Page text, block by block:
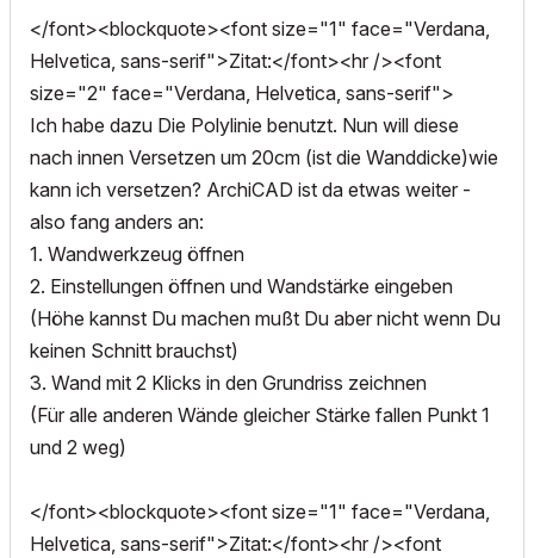
</font><blockquote><font size="1" face="Verdana,
Helvetica, sans-serif">Zitat:</font><hr /><font
size="2" face="Verdana, Helvetica, sans-serif">
Ich habe dazu Die Polylinie benutzt. Nun will diese
nach innen Versetzen um 20cm (ist die Wanddicke)wie
kann ich versetzen? ArchiCAD ist da etwas weiter -
also fang anders an:
1. Wandwerkzeug öffnen
2. Einstellungen öffnen und Wandstärke eingeben
(Höhe kannst Du machen mußt Du aber nicht wenn Du
keinen Schnitt brauchst)
3. Wand mit 2 Klicks in den Grundriss zeichnen
(Für alle anderen Wände gleicher Stärke fallen Punkt 1
und 2 weg)
</font><blockquote><font size="1" face="Verdana,
Helvetica, sans-serif">Zitat:</font><hr /><font